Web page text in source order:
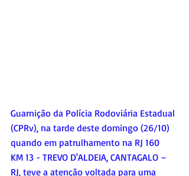
Guarnição da Polícia Rodoviária Estadual
(CPRv), na tarde deste domingo (26/10)
quando em patrulhamento na RJ 160
KM 13 - TREVO D'ALDEIA, CANTAGALO –
RJ, teve a atenção voltada para uma